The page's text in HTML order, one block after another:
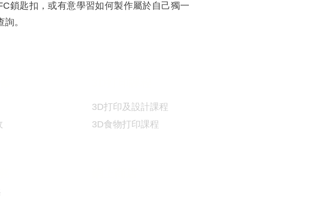
鎖匙扣，或有意學習如何製作屬於自己獨一
。
3D打印及設計課程
3D食物打印課程